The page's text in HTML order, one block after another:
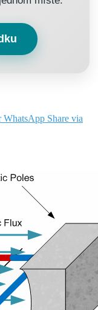
WhatsApp Share via